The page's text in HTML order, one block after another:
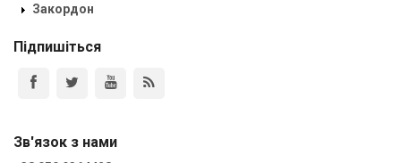
Закордон
Підпишіться
Зв'язок з нами